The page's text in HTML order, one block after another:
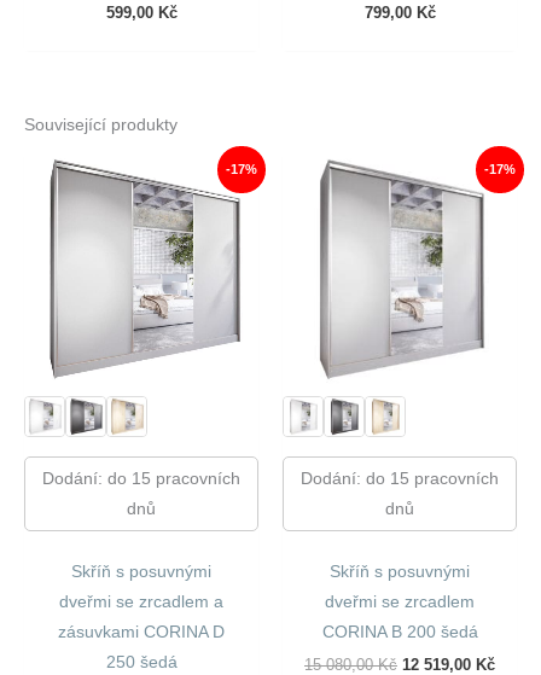
599,00 Kč 799,00 Kč
Související produkty
-17%
Dodání: do 15 pracovních
dnů
Skříň s posuvnými
dveřmi se zrcadlem a
zásuvkami CORINA D
250 šedá
-17%
Dodání: do 15 pracovních
dnů
Skříň s posuvnými
dveřmi se zrcadlem
CORINA B 200 šedá
15 080,00Kč Původní
12 519,00 Kč